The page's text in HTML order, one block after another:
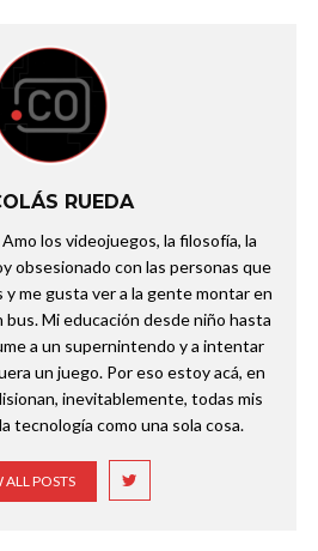
RUEDA
los videojuegos, la filosofía, la
obsesionado con las personas que
y me gusta ver a la gente montar en
Mi educación desde niño hasta
a un supernintendo y a intentar
un juego. Por eso estoy acá, en
inevitablemente, todas mis
tecnología como una sola cosa.
ALL POSTS